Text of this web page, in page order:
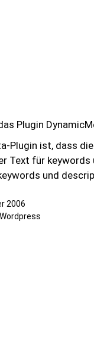
Plugin
Plugin ist, dass
Text für
und
2006
Wordpress